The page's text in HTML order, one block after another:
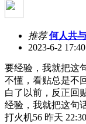
推荐何人共
2023-6-2
要经验，我就把这
不懂，看贴总是不
白了以前，反正回
经验，我就把这句
打火机56 昨天